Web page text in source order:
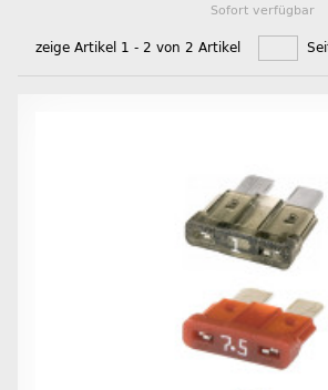
Sofort verfügbar
zeige Artikel 1 - 2 von 2 Artikel